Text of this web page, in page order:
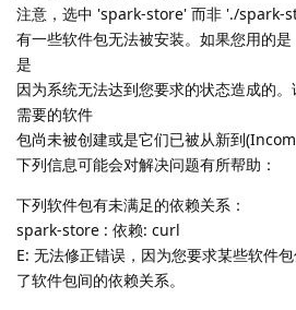
注意，选中 'spark-store' 而非 './spark-
有一些软件包无法被安装。如果您用的
是
因为系统无法达到您要求的状态造成的
需要的软件
包尚未被创建或是它们已被从新到
下列信息可能会对解决问题有所帮助：
下列软件包有未满足的依赖关系：
spark-store : 依赖: curl
E: 无法修正错误，因为您要求某些软件
了软件包间的依赖关系。